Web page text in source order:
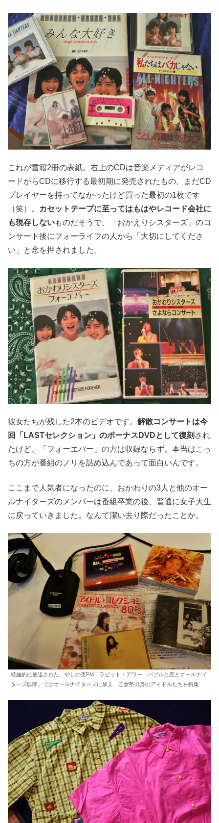
これが書籍2冊の表紙。右上のCDは音楽メディアがレコ
ードからCDに移行する最初期に発売されたもの。まだCD
プレイヤーを持ってなかったけど買った最初の1枚です
（笑）。
カセットテープに至ってはもはやレコード会社に
も現存しないものだそうで、「おかえりシスターズ」のコ
ンサート後にフォーライフの人から「大切にしてくださ
い」と念を押されました。
彼女たちが残した2本のビデオです。 解散コンサートは今
回「LASTセレクション」のボーナスDVDとして復刻 され
たけど、「フォーエバー」の方は収録ならず。本当はこっ
ちの方が番組のノリを詰め込んであって面白いんです。
ここまで人気者になったのに、おかわりの3人と他のオー
ルナイターズのメンバーは番組卒業の後、普通に女子大生
に戻っていきました。なんて潔い去り際だったことか。
続編的に放送された、やしの実FM「ラビット・アワー バブルと恋とオールナイ
ターズ以降」ではオールナイターズに加え、乙女塾出身のアイドルたちを特集